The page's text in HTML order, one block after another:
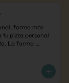
forma más
pizza personal
La forma
personales